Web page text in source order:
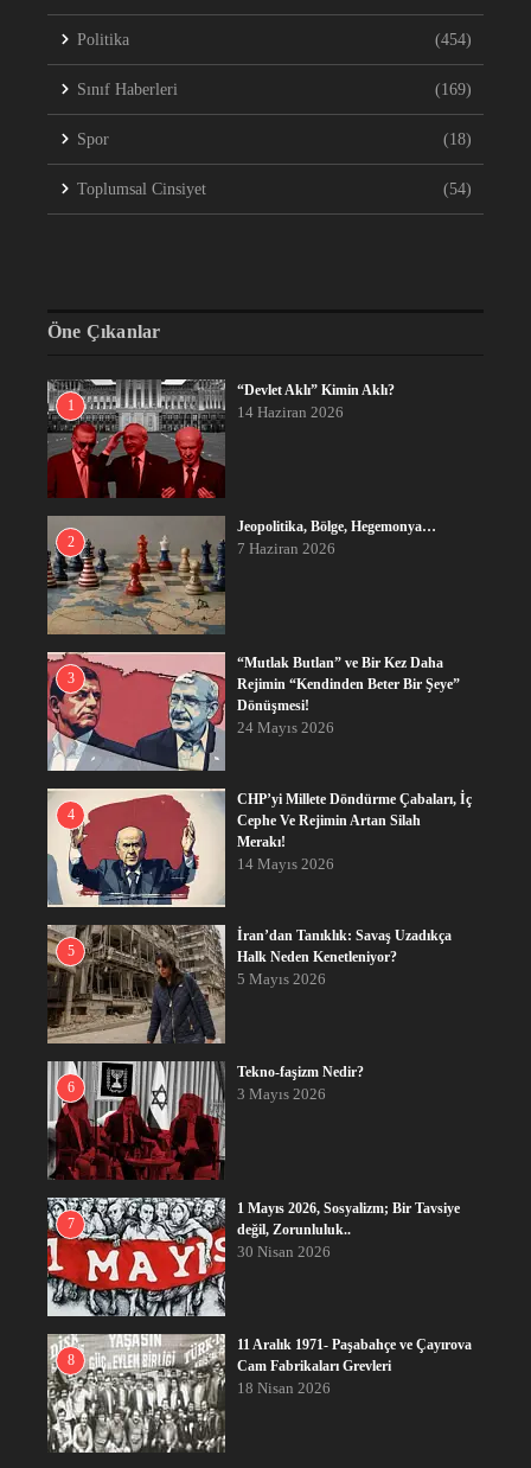
Politika (454)
Sınıf Haberleri (169)
Spor (18)
Toplumsal Cinsiyet (54)
Öne Çıkanlar
1
“Devlet Aklı” Kimin Aklı?
14 Haziran 2026
2
Jeopolitika, Bölge, Hegemonya…
7 Haziran 2026
3
“Mutlak Butlan” ve Bir Kez Daha
Rejimin “Kendinden Beter Bir Şeye”
Dönüşmesi!
24 Mayıs 2026
4
CHP’yi Millete Döndürme Çabaları, İç
Cephe Ve Rejimin Artan Silah
Merakı!
14 Mayıs 2026
5
İran’dan Tanıklık: Savaş Uzadıkça
Halk Neden Kenetleniyor?
5 Mayıs 2026
6
Tekno-faşizm Nedir?
3 Mayıs 2026
7
1 Mayıs 2026, Sosyalizm; Bir Tavsiye
değil, Zorunluluk..
30 Nisan 2026
8
11 Aralık 1971- Paşabahçe ve Çayırova
Cam Fabrikaları Grevleri
18 Nisan 2026